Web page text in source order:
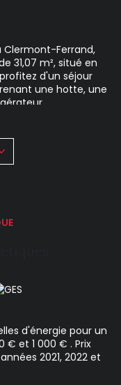
Clermont-Ferrand,
31,07 m², situé en
d'un séjour
une hotte, une
: D Disponible de
d'énergie
sont disponibles sur
d'énergie pour un
€ et 1 000 € . Prix
2021, 2022 et